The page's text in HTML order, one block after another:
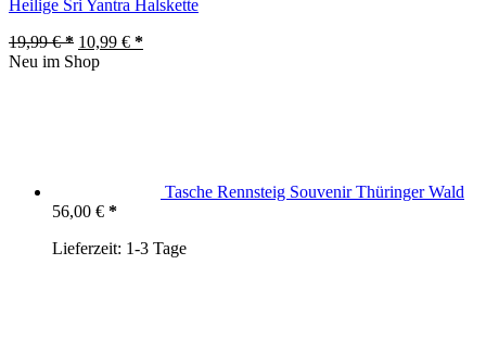
Heilige Sri Yantra Halskette
19,99€
Ursprünglicher
Preis
10,99 €
Aktueller
Neu im Shop
Tasche Rennsteig Souvenir Thüringer Wald
56,00 €
Lieferzeit: 1-3 Tage